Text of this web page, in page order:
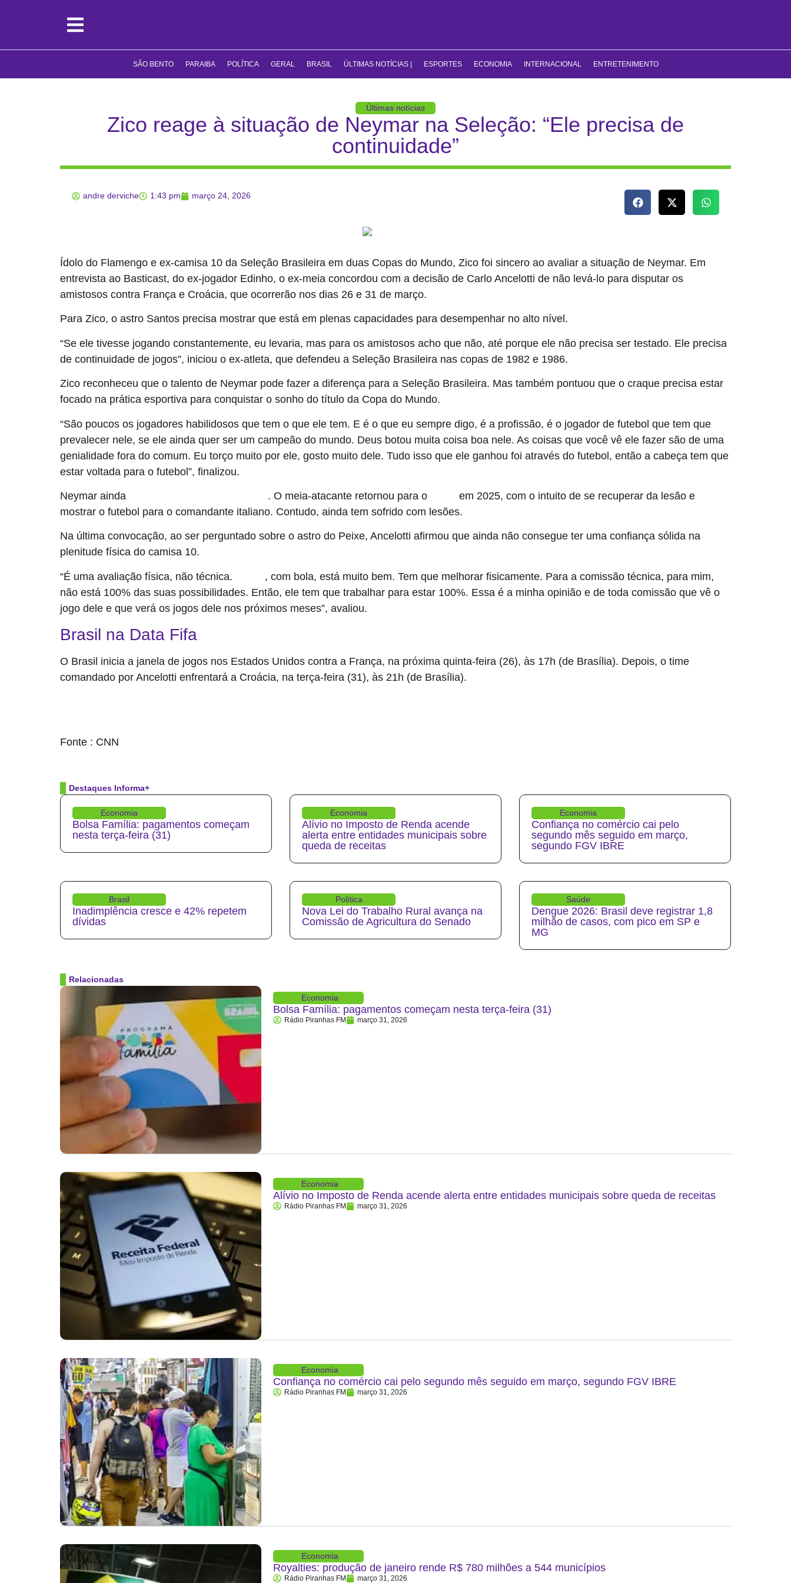
SÃO BENTO PARAIBA POLÍTICA GERAL BRASIL ÚLTIMAS NOTÍCIAS | ESPORTES ECONOMIA INTERNACIONAL ENTRETENIMENTO
Últimas notícias
Zico reage à situação de Neymar na Seleção: “Ele precisa de
continuidade”
andre derviche 1:43 pm março 24, 2026
Ídolo do Flamengo e ex-camisa 10 da Seleção Brasileira em duas Copas do Mundo, Zico foi sincero ao avaliar a situação de Neymar. Em
entrevista ao Basticast, do ex-jogador Edinho, o ex-meia concordou com a decisão de Carlo Ancelotti de não levá-lo para disputar os
amistosos contra França e Croácia, que ocorrerão nos dias 26 e 31 de março.
Para Zico, o astro Santos precisa mostrar que está em plenas capacidades para desempenhar no alto nível.
“Se ele tivesse jogando constantemente, eu levaria, mas para os amistosos acho que não, até porque ele não precisa ser testado. Ele precisa
de continuidade de jogos”, iniciou o ex-atleta, que defendeu a Seleção Brasileira nas copas de 1982 e 1986.
Zico reconheceu que o talento de Neymar pode fazer a diferença para a Seleção Brasileira. Mas também pontuou que o craque precisa estar
focado na prática esportiva para conquistar o sonho do título da Copa do Mundo.
“São poucos os jogadores habilidosos que tem o que ele tem. E é o que eu sempre digo, é a profissão, é o jogador de futebol que tem que
prevalecer nele, se ele ainda quer ser um campeão do mundo. Deus botou muita coisa boa nele. As coisas que você vê ele fazer são de uma
genialidade fora do comum. Eu torço muito por ele, gosto muito dele. Tudo isso que ele ganhou foi através do futebol, então a cabeça tem que
estar voltada para o futebol”, finalizou.
Neymar ainda . O meia-atacante retornou para o
em 2025, com o intuito de se recuperar da lesão e
mostrar o futebol para o comandante italiano. Contudo, ainda tem sofrido com lesões.
Na última convocação, ao ser perguntado sobre o astro do Peixe, Ancelotti afirmou que ainda não consegue ter uma confiança sólida na
plenitude física do camisa 10.
“É uma avaliação física, não técnica.
, com bola, está muito bem. Tem que melhorar fisicamente. Para a comissão técnica, para mim,
não está 100% das suas possibilidades. Então, ele tem que trabalhar para estar 100%. Essa é a minha opinião e de toda comissão que vê o
jogo dele e que verá os jogos dele nos próximos meses”, avaliou.
Brasil na Data Fifa
O Brasil inicia a janela de jogos nos Estados Unidos contra a França, na próxima quinta-feira (26), às 17h (de Brasília). Depois, o time
comandado por Ancelotti enfrentará a Croácia, na terça-feira (31), às 21h (de Brasília).
Fonte : CNN
Destaques Informa+
Economia
Bolsa Família: pagamentos começam
nesta terça-feira (31)
Economia
Alívio no Imposto de Renda acende
alerta entre entidades municipais sobre
queda de receitas
Economia
Confiança no comércio cai pelo
segundo mês seguido em março,
segundo FGV IBRE
Brasil
Inadimplência cresce e 42% repetem
dívidas
Política
Nova Lei do Trabalho Rural avança na
Comissão de Agricultura do Senado
Saúde
Dengue 2026: Brasil deve registrar 1,8
milhão de casos, com pico em SP e
MG
Relacionadas
Economia
Bolsa Família: pagamentos começam nesta terça-feira (31)
Rádio Piranhas FM março 31, 2026
Economia
Alívio no Imposto de Renda acende alerta entre entidades municipais sobre queda de receitas
Rádio Piranhas FM março 31, 2026
Economia
Confiança no comércio cai pelo segundo mês seguido em março, segundo FGV IBRE
Rádio Piranhas FM março 31, 2026
Economia
Royalties: produção de janeiro rende R$ 780 milhões a 544 municípios
Rádio Piranhas FM março 31, 2026